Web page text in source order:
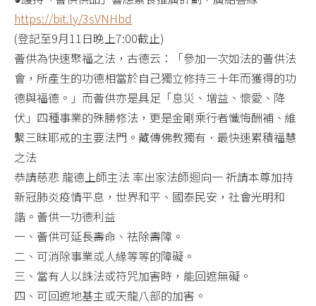
https://bit.ly/3sVNHbd
(登記至9月11日晚上7:00截止)
薈供為快速聚福之法，古德云：「參加一次如法的薈供法
會，所產生的功德相當於自己獨立修持三十年而獲得的功
德與福德。」而薈供亦是具足「息災、增益、懷愛、降
伏」四種事業的殊勝修法，更是金剛乘行者懺悔酬補、維
繫三昧耶戒的主要法門。藏傳佛教獨有．最快速累積福慧
之法
恭請慈悲 龍德上師主法 率出家法師迴向一 祈請本尊加持
新冠肺炎疫情平息，世界和平、國泰民安，社會光明和
諧。薈供一功德利益
一、薈供可延長壽命、祛除壽障。
二、可消除事業或人緣等等的障礙。
三、當有人以誅法或符咒加害時，能回遮無礙。
四、可回遮地基主或天龍八部的加害。